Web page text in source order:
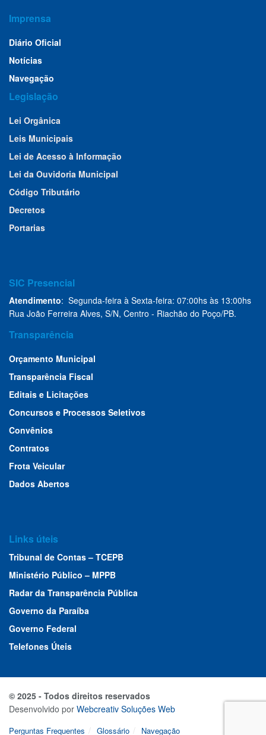
Imprensa
Diário Oficial
Notícias
Navegação
Legislação
Lei Orgânica
Leis Municipais
Lei de Acesso à Informação
Lei da Ouvidoria Municipal
Código Tributário
Decretos
Portarias
SIC Presencial
Atendimento: Segunda-feira à Sexta-feira: 07:00hs às 13:00hs
Rua João Ferreira Alves, S/N, Centro - Riachão do Poço/PB.
Transparência
Orçamento Municipal
Transparência Fiscal
Editais e Licitações
Concursos e Processos Seletivos
Convênios
Contratos
Frota Veicular
Dados Abertos
Links úteis
Tribunal de Contas – TCEPB
Ministério Público – MPPB
Radar da Transparência Pública
Governo da Paraíba
Governo Federal
Telefones Úteis
© 2025 - Todos direitos reservados
Desenvolvido por Webcreativ Soluções Web
Perguntas Frequentes Glossário Navegação